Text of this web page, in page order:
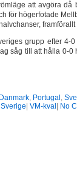
att avgöra
för högerfotade
grupp efter 4-
såg till att hålla 0-
Danmark, Portugal ,
Sverige VM-kval No